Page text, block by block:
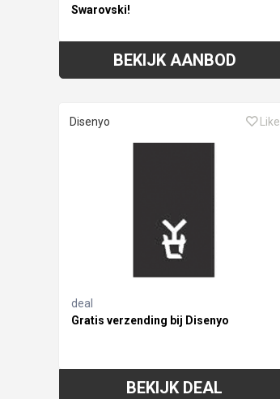
Swarovski!
BEKIJK AANBOD
Disenyo Like
deal
Gratis verzending bij Disenyo
BEKIJK DEAL